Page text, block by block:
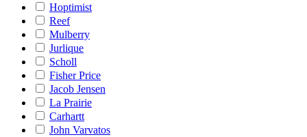
Hoptimist
Reef
Mulberry
Jurlique
Scholl
Fisher Price
Jacob Jensen
La Prairie
Carhartt
John Varvatos